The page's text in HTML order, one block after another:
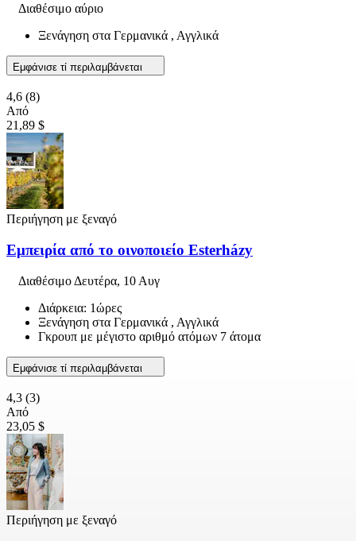
Διαθέσιμο αύριο
Ξενάγηση στα Γερμανικά , Αγγλικά
Εμφάνισε τί περιλαμβάνεται
4,6 (8)
Από
21,89 $
Περιήγηση με ξεναγό
Εμπειρία από το οινοποιείο Esterházy
Διαθέσιμο Δευτέρα, 10 Αυγ
Διάρκεια: 1ώρες
Ξενάγηση στα Γερμανικά , Αγγλικά
Γκρουπ με μέγιστο αριθμό ατόμων 7 άτομα
Εμφάνισε τί περιλαμβάνεται
4,3 (3)
Από
23,05 $
Περιήγηση με ξεναγό